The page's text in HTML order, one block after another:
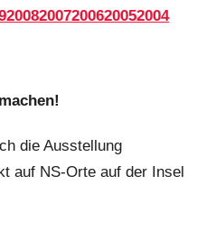
20082007200620052004
die Ausstellung
auf NS-Orte auf der Insel